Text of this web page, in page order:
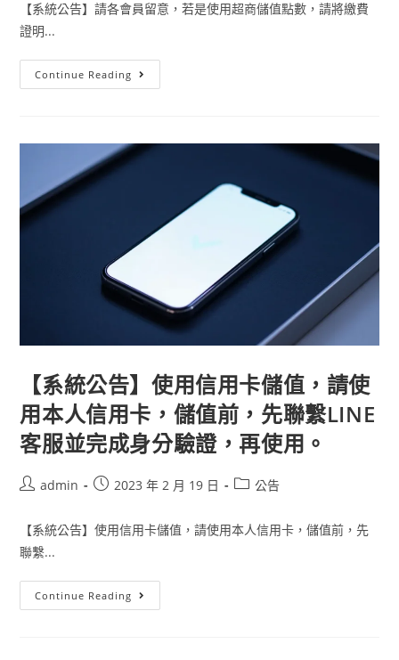
【系統公告】請各會員留意，若是使用超商儲值點數，請將繳費
證明...
Continue Reading
【系統公告】使用信用卡儲值，請使
用本人信用卡，儲值前，先聯繫LINE
客服並完成身分驗證，再使用。
admin 2023 年 2 月 19 日 公告
【系統公告】使用信用卡儲值，請使用本人信用卡，儲值前，先
聯繫...
Continue Reading